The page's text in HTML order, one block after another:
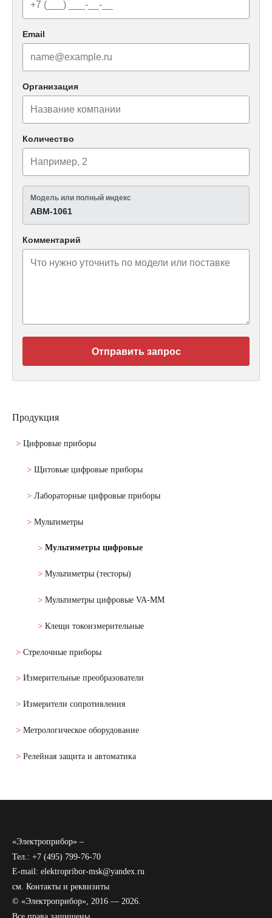
Email
Организация
Количество
Модель или полный индекс
АВМ-1061
Комментарий
Отправить запрос
Продукция
Цифровые приборы
Щитовые цифровые приборы
Лабораторные цифровые приборы
Мультиметры
Мультиметры цифровые
Мультиметры (тесторы)
Мультиметры цифровые VA-MM
Клещи токоизмерительные
Стрелочные приборы
Измерительные преобразователи
Измерители сопротивления
Метрологическое оборудование
Релейная защита и автоматика
«Электроприбор» –
Тел.: +7 (495) 799-76-70
E-mail: elektropribor-msk@yandex.ru
см. Контакты и реквизиты
© «Электроприбор», 2016 — 2026.